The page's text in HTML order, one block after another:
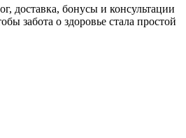
доставка, бонусы и консультации
забота о здоровье стала простой